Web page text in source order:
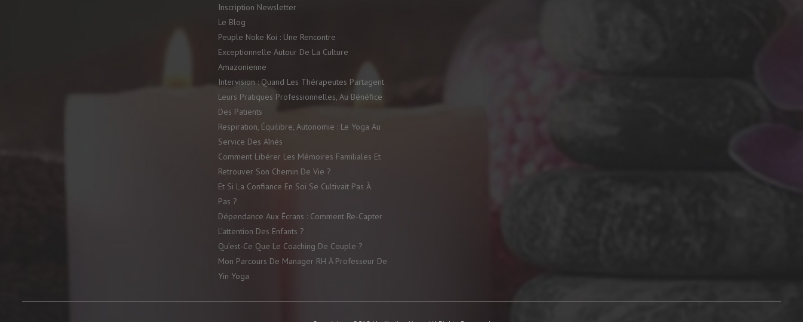
Inscription Newsletter
Le Blog
Peuple Noke Koi : Une Rencontre
Exceptionnelle Autour De La Culture
Amazonienne
Intervision : Quand Les Thérapeutes Partagent
Leurs Pratiques Professionnelles, Au Bénéfice
Des Patients
Respiration, Équilibre, Autonomie : Le Yoga Au
Service Des Aînés
Comment Libérer Les Mémoires Familiales Et
Retrouver Son Chemin De Vie ?
Et Si La Confiance En Soi Se Cultivait Pas À
Pas ?
Dépendance Aux Écrans : Comment Re-Capter
L’attention Des Enfants ?
Qu’est-Ce Que Le Coaching De Couple ?
Mon Parcours De Manager RH À Professeur De
Yin Yoga